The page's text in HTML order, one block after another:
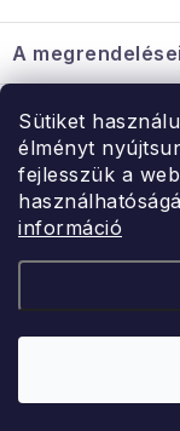
Sütiket
élményt
fejlesszük a
információ
é
c
Információ a
Nagykereskedelmi
A
Érintkezés
Rendelésem
Érintkezés
Hé-Pé: 9:00-15:00